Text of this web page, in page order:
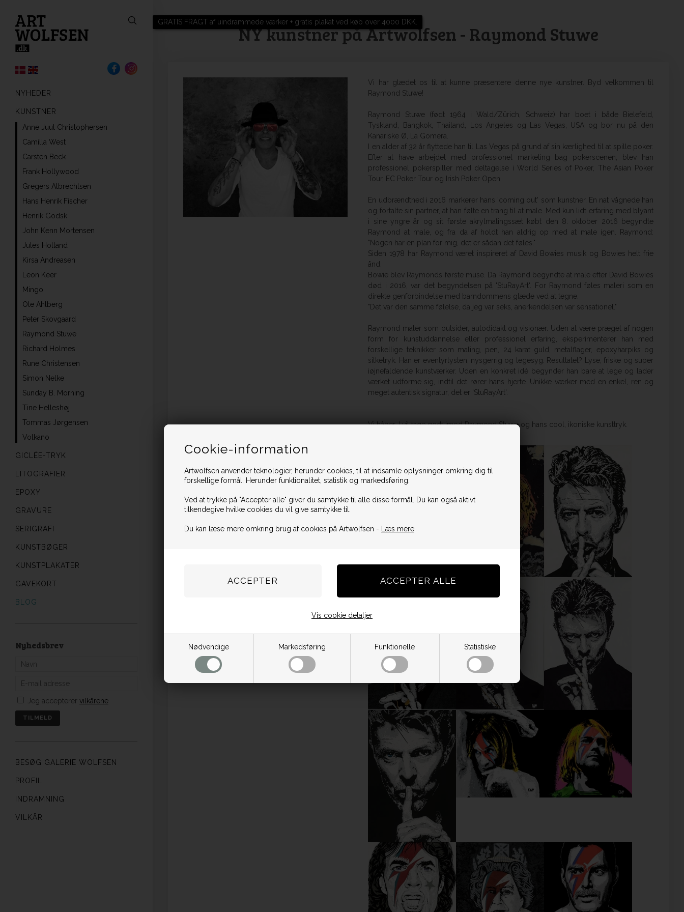
Cookie-information
Artwolfsen anvender teknologier, herunder cookies, til at indsamle oplysninger omkring dig til
forskellige formål. Herunder funktionalitet, statistik og markedsføring.
Ved at trykke på "Accepter alle" giver du samtykke til alle disse formål. Du kan også aktivt
tilkendegive hvilke cookies du vil give samtykke til.
Du kan læse mere omkring brug af cookies på Artwolfsen - Læs mere
Nødvendige Markedsføring Funktionelle Statistiske
Vis cookie detaljer
NYHEDER
KUNSTNER
Anne Juul Christophersen
Camilla West
Carsten Beck
Frank Hollywood
Gregers Albrechtsen
Hans Henrik Fischer
Henrik Godsk
John Kenn Mortensen
Jules Holland
Kirsa Andreasen
Leon Keer
Mingo
Ole Ahlberg
Peter Skovgaard
Raymond Stuwe
Richard Holmes
Rune Christensen
Simon Nelke
Sunday B. Morning
Tine Helleshøj
Tommas Jørgensen
Volkano
GICLÉE-TRYK
LITOGRAFIER
EPOXY
GRAVURE
SERIGRAFI
KUNSTBØGER
KUNSTPLAKATER
GAVEKORT
BLOG
Nyhedsbrev
Jeg accepterer vilkårene
BESØG GALERIE WOLFSEN
PROFIL
INDRAMNING
VILKÅR
GRATIS FRAGT af uindrammede værker + gratis plakat ved køb over 4000 DKK.
NY kunstner på Artwolfsen - Raymond Stuwe
Vi har glædet os til at kunne præsentere denne nye kunstner. Byd velkommen til
Raymond Stuwe!
Raymond Stuwe (født 1964 i Wald/Zürich, Schweiz) har boet i både Bielefeld,
Tyskland, Bangkok, Thailand, Los Angeles og Las Vegas, USA og bor nu på den
Kanariske Ø, La Gomera.
I en alder af 32 år flyttede han til Las Vegas på grund af sin kærlighed til at spille poker.
Efter at have arbejdet med professionel marketing bag pokerscenen, blev han
professionel pokerspiller med deltagelse i World Series of Poker, The Asian Poker
Tour, EC Poker Tour og Irish Poker Open.
En udbrændthed i 2016 markerer hans 'coming out' som kunstner. En nat vågnede han
og fortalte sin partner, at han følte en trang til at male. Med kun lidt erfaring med blyant
i sine yngre år og sit første akrylmalingssæt købt den 8. oktober 2016 begyndte
Raymond at male, og fra da af holdt han aldrig op med at male igen. Raymond:
"Nogen har en plan for mig, det er sådan det føles."
Siden 1978 har Raymond været inspireret af David Bowies musik og Bowies helt frie
ånd.
Bowie blev Raymonds første muse. Da Raymond begyndte at male efter David Bowies
død i 2016, var det begyndelsen på 'StuRayArt'. For Raymond føles maleri som en
direkte genforbindelse med barndommens glæde ved at tegne.
"Det var den samme følelse, da jeg var seks, anerkendelsen var sensationel."
Raymond maler som outsider, autodidakt og visionær. Uden at være præget af nogen
form for kunstuddannelse eller professionel erfaring, eksperimenterer han med
forskellige teknikker som maling, pen, 24 karat guld, metalflager, epoxyharpiks og
silketryk. Han er eventyrlysten, nysgerrig og legesyg. Resultatet? Lyse, friske og super
iøjnefaldende kunstværker. Uden en konkret idé begynder han bare at lege og lader
værket udforme sig, indtil det rører hans hjerte. Unikke værker med en enkel, ren og
meget autentisk signatur, det er 'StuRayArt'.
Vi håber, I vil tage godt imod Raymond Stuwe og hans cool, ikoniske kunsttryk.